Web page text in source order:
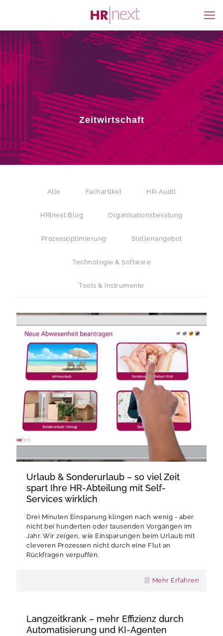
Zeitwirtschaft
Alle Fachartikel HR-Audit
HR|next Blog Organisationsberatung
Prozessoptimierung Stellenangebot
Technologie & Software
Tools & Instrumente
Urlaub & Sonderurlaub – so viel Zeit
spart Ihre HR-Abteilung mit Self-
Services wirklich
Drei Minuten Einsparung klingen nach wenig - aber
nicht bei hunderten oder tausenden Vorgängen im
Jahr. Wir zeigen, wie Einsparungen beim Urlaub mit
cleveren Prozessen nicht durch eine Flut an
Rückfragen verpuffen.
Mehr Erfahren
Langzeitkrank – mehr Effizienz durch
Automatisierung und KI-Agenten